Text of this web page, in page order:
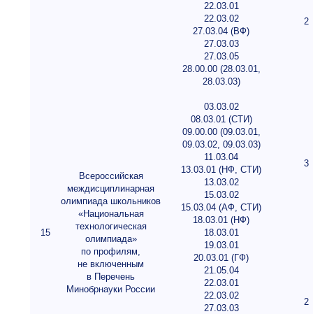
22.03.01
22.03.02
27.03.04 (ВФ)
27.03.03
27.03.05
28.00.00 (28.03.01,
28.03.03)
2
15
Всероссийская
междисциплинарная
олимпиада школьников
«Национальная
технологическая
олимпиада»
по профилям,
не включенным
в Перечень
Минобрнауки России
03.03.02
08.03.01 (СТИ)
09.00.00 (09.03.01,
09.03.02, 09.03.03)
11.03.04
13.03.01 (НФ, СТИ)
13.03.02
15.03.02
15.03.04 (АФ, СТИ)
18.03.01 (НФ)
18.03.01
19.03.01
20.03.01 (ГФ)
21.05.04
22.03.01
22.03.02
27.03.03
3
2